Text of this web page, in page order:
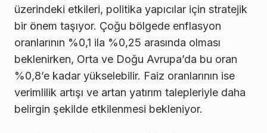
üzerindeki etkileri, politika yapıcılar için stratejik
bir önem taşıyor. Çoğu bölgede enflasyon
oranlarının %0,1 ila %0,25 arasında olması
beklenirken, Orta ve Doğu Avrupa’da bu oran
%0,8’e kadar yükselebilir. Faiz oranlarının ise
verimlilik artışı ve artan yatırım talepleriyle daha
belirgin şekilde etkilenmesi bekleniyor.